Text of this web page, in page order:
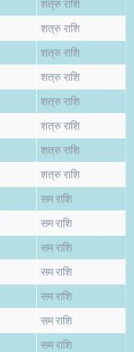
शत्रु राशि
शत्रु राशि
शत्रु राशि
शत्रु राशि
शत्रु राशि
शत्रु राशि
शत्रु राशि
शत्रु राशि
सम राशि
सम राशि
सम राशि
सम राशि
सम राशि
सम राशि
सम राशि